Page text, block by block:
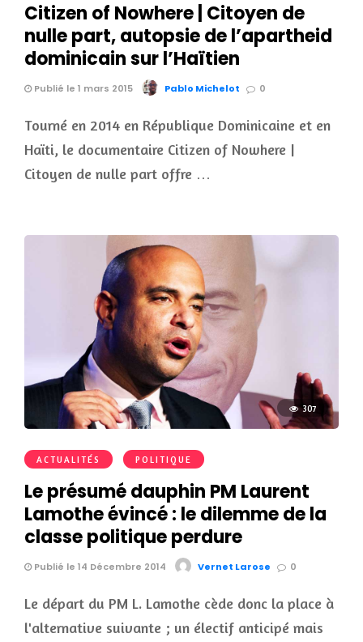
Citizen of Nowhere | Citoyen de
nulle part, autopsie de l’apartheid
dominicain sur l’Haïtien
Publié le 1 mars 2015 Pablo Michelot 0
Tourné en 2014 en République Dominicaine et en
Haïti, le documentaire Citizen of Nowhere |
Citoyen de nulle part offre …
307
ACTUALITÉS POLITIQUE
Le présumé dauphin PM Laurent
Lamothe évincé : le dilemme de la
classe politique perdure
Publié le 14 Décembre 2014 Vernet Larose 0
Le départ du PM L. Lamothe cède donc la place à
l'alternative suivante ; un électif anticipé mais